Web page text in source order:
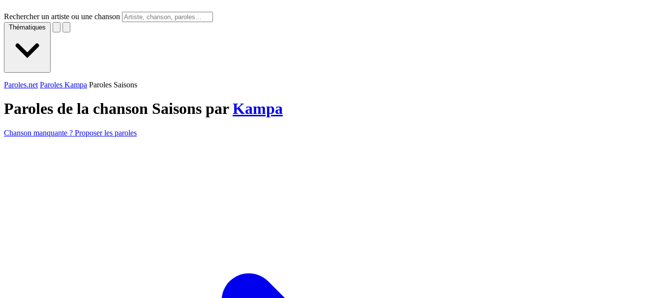
Rechercher un artiste ou une chanson
Thématiques
Paroles.net Paroles Kampa Paroles Saisons
Paroles de la chanson Saisons parKampa
Chanson manquante ? Proposer les paroles